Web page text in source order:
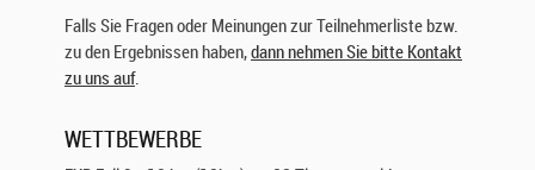
Falls Sie Fragen oder Meinungen zur Teilnehmerliste bzw.
zu den Ergebnissen haben,dann nehmen Sie bitte Kontakt
zu uns auf.
WETTBEWERBE